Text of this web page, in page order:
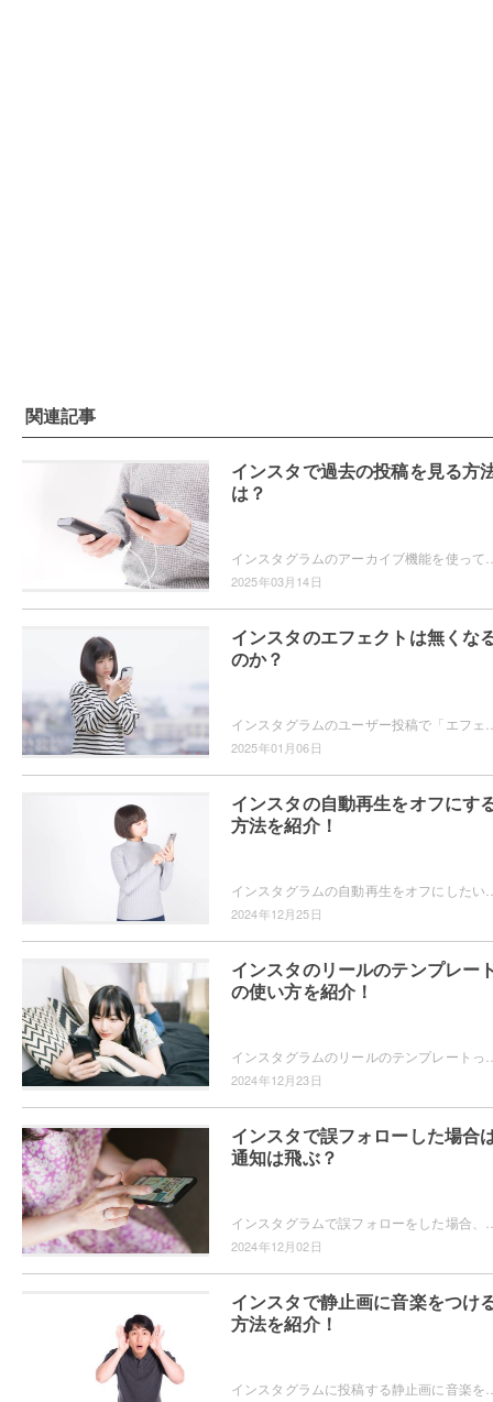
関連記事
インスタで過去の投稿を見る方
は？
2025年03月14日
インスタのエフェクトは無くな
のか？
2025年01月06日
インスタの自動再生をオフにす
方法を紹介！
2024年12月25日
インスタのリールのテンプレー
の使い方を紹介！
2024年12月23日
インスタで誤フォローした場合
通知は飛ぶ？
2024年12月02日
インスタで静止画に音楽をつけ
方法を紹介！